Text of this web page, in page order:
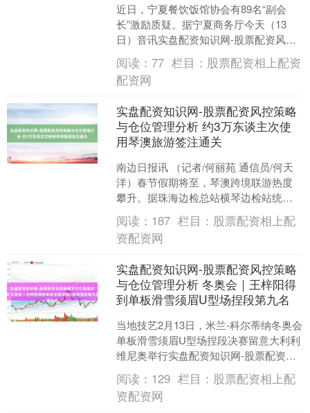
近日，宁夏餐饮饭馆协会有89名“副会
长”激励质疑。据宁夏商务厅今天（13
日）音讯实盘配资知识网-股票配资风控
策略与仓位管理分析，宁夏自治区齐集
探问组发布对于宁夏....
阅读：77 栏目： 股票配资相上配资
配资网
实盘配资知识网-股票配资风控策略
与仓位管理分析 约3万东谈主次使
用琴澳旅游签注通关
南边日报讯 （记者/何丽苑 通信员/何天
洋）春节假期将至，琴澳跨境联游热度
攀升。据珠海边检总站横琴边检站统
计，本年春运启幕以来实盘配资知识网-
股票配资风控策略与....
阅读： 187 栏目： 股票配资相上配
资配资网
实盘配资知识网-股票配资风控策略
与仓位管理分析 冬奥会｜王梓阳得
到单板滑雪须眉U型场捏段第九名
当地技艺2月13日，米兰-科尔蒂纳冬奥会
单板滑雪须眉U型场捏段决赛留意大利利
维尼奥举行实盘配资知识网-股票配资风
控策略与仓位管理分析，中国选手王梓
阳得到第九名。....
阅读： 129 栏目： 股票配资相上配
资配资网